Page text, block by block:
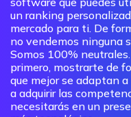
un ranking
mercado para ti. De
no vendemos ninguna
Somos 100%
primero, mostrarte de
que mejor se adaptan
a adquirir las
necesitarás en un